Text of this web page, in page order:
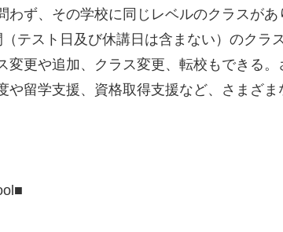
わず、その学校に同じレベルのクラスがあ
テスト日及び休講日は含まない）のクラ
変更や追加、クラス変更、転校もできる
や留学支援、資格取得支援など、さまざま